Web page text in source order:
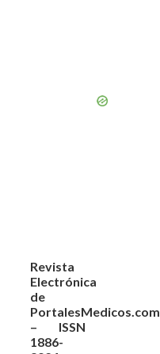
Revista
Electrónica
de
PortalesMedicos.com
– ISSN
1886-